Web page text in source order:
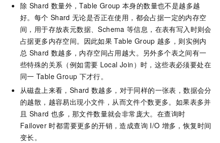
除 Shard 数量外，Table Group 本身的数量也不是越多越
好。每个 Shard 无论是否正在使用，都会占据一定的内存空
间，用于存放表元数据、Schema 等信息，在表有写入时则会
占据更多内存空间。因此如果 Table Group 越多，则实例内
总 Shard 数越多，内存空间占用越大。另外多个表之间有一
些特殊的关系（例如需要 Local Join）时，这些表必须要处在
同一 Table Group 下才行。
从磁盘上来看，Shard 数越多，对于同样的一张表，数据会分
的越散，越容易出现小文件，从而文件个数更多。如果表多并
且 Shard 也多，那文件数量就会非常庞大。在查询时
Failover 时都需要更多的开销，造成查询 I/O 增多，恢复时间
变长。